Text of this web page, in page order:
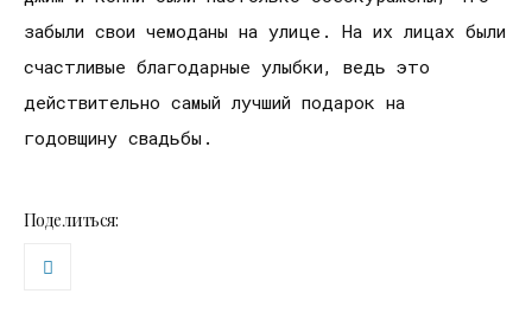
забыли свои чемоданы на улице. На их лицах были
счастливые благодарные улыбки, ведь это
действительно самый лучший подарок на
годовщину свадьбы.
Поделиться: